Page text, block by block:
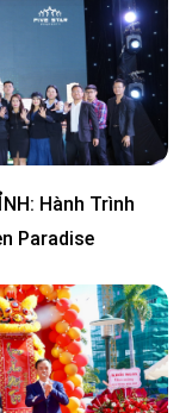
Hành Trình
Paradise